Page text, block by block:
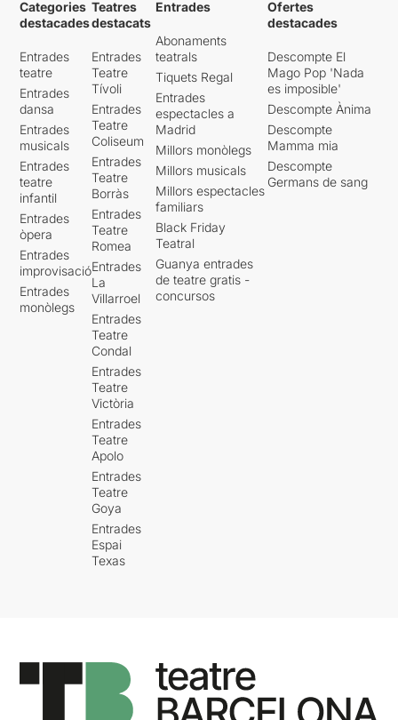
Categories
destacades
Entrades
teatre
Entrades
dansa
Entrades
musicals
Entrades
teatre
infantil
Entrades
òpera
Entrades
improvisació
Entrades
monòlegs
Teatres
destacats
Entrades
Teatre
Tívoli
Entrades
Teatre
Coliseum
Entrades
Teatre
Borràs
Entrades
Teatre
Romea
Entrades
La
Villarroel
Entrades
Teatre
Condal
Entrades
Teatre
Victòria
Entrades
Teatre
Apolo
Entrades
Teatre
Goya
Entrades
Espai
Texas
Entrades
Abonaments
teatrals
Tiquets Regal
Entrades
espectacles a
Madrid
Millors monòlegs
Millors musicals
Millors espectacles
familiars
Black Friday
Teatral
Guanya entrades
de teatre gratis -
concursos
Ofertes
destacades
Descompte El
Mago Pop 'Nada
es imposible'
Descompte Ànima
Descompte
Mamma mia
Descompte
Germans de sang